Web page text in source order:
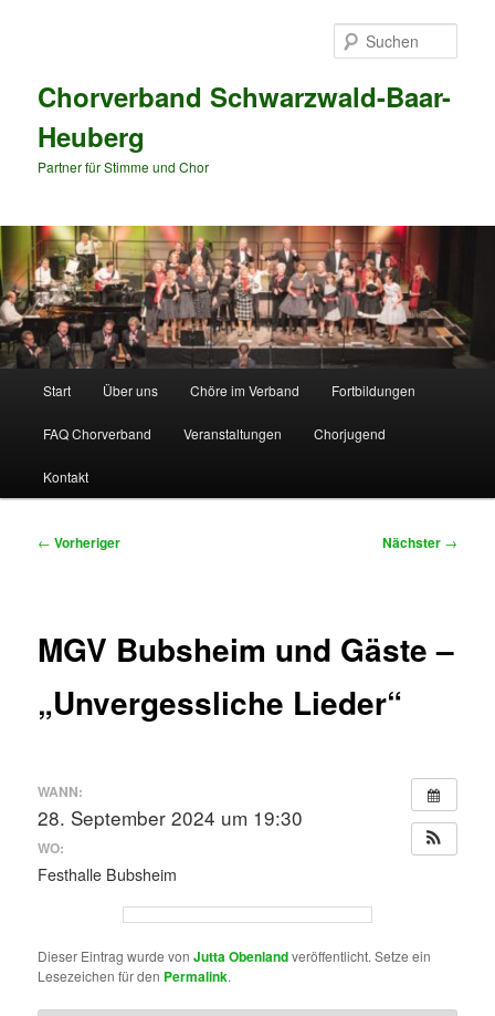
Chorverband Schwarzwald-Baar-
Heuberg
Partner für Stimme und Chor
Start Über uns Chöre im Verband Fortbildungen
FAQ Chorverband Veranstaltungen Chorjugend
Kontakt
Beitragsnavigation
← Vorheriger Nächster →
MGV Bubsheim und Gäste –
„Unvergessliche Lieder“
WANN:
28. September 2024 um 19:30
WO:
Festhalle Bubsheim
Dieser Eintrag wurde vonJutta Obenlandveröffentlicht. Setze ein
Lesezeichen für den Permalink.